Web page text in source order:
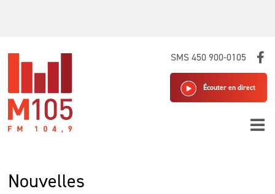
SMS 450 900-0105
Écouter en direct
Nouvelles